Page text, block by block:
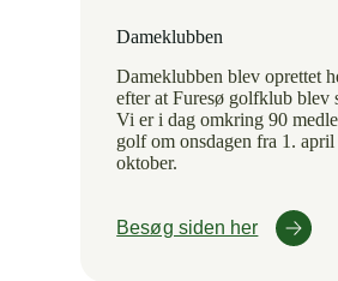
Dameklubben
Dameklubben blev oprettet
efter at Furesø golfklub blev
Vi er i dag omkring 90
golf om onsdagen fra 1.
oktober.
Besøg siden her